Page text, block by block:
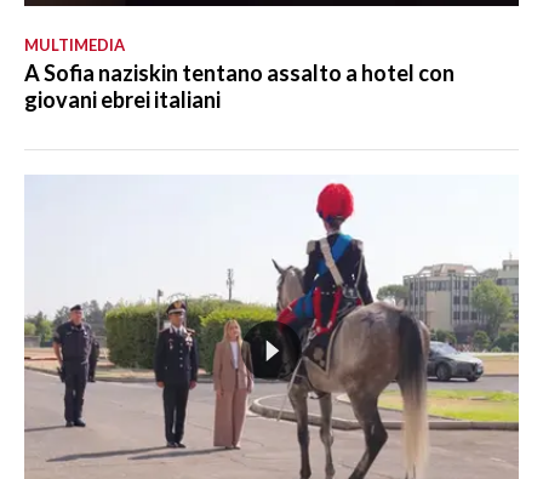
MULTIMEDIA
A Sofia naziskin tentano assalto a hotel con
giovani ebrei italiani